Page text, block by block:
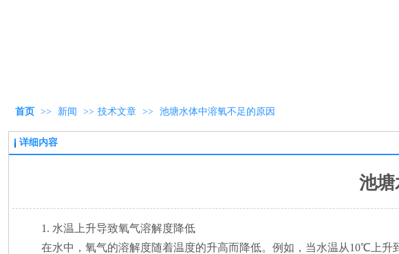
首页 >> 新闻 >> 技术文章 >> 池塘水体中溶氧不足的原因
详细内容
池塘
1. 水温上升导致氧气溶解度降低
在水中，氧气的溶解度随着温度的升高而降低。例如，当水温从10℃上升